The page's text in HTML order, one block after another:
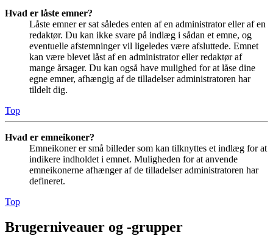
Hvad er låste emner?
Låste emner er sat således enten af en administrator eller af en
redaktør. Du kan ikke svare på indlæg i sådan et emne, og
eventuelle afstemninger vil ligeledes være afsluttede. Emnet
kan være blevet låst af en administrator eller redaktør af
mange årsager. Du kan også have mulighed for at låse dine
egne emner, afhængig af de tilladelser administratoren har
tildelt dig.
Top
Hvad er emneikoner?
Emneikoner er små billeder som kan tilknyttes et indlæg for at
indikere indholdet i emnet. Muligheden for at anvende
emneikonerne afhænger af de tilladelser administratoren har
defineret.
Top
Brugerniveauer og -grupper